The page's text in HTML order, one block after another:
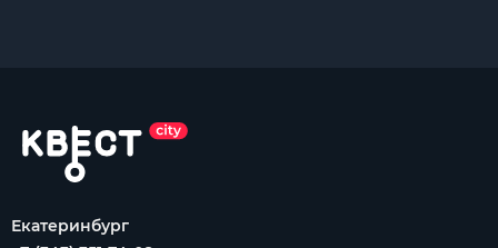
Екатеринбург